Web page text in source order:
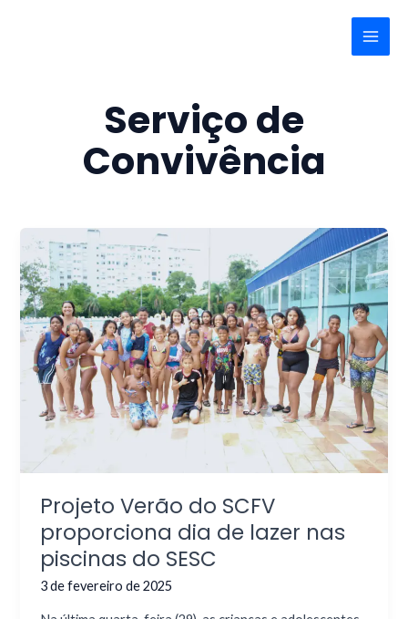
Main
Menu
Serviço de
Convivência
Projeto Verão do SCFV
proporciona dia de lazer nas
piscinas do SESC
3 de fevereiro de 2025